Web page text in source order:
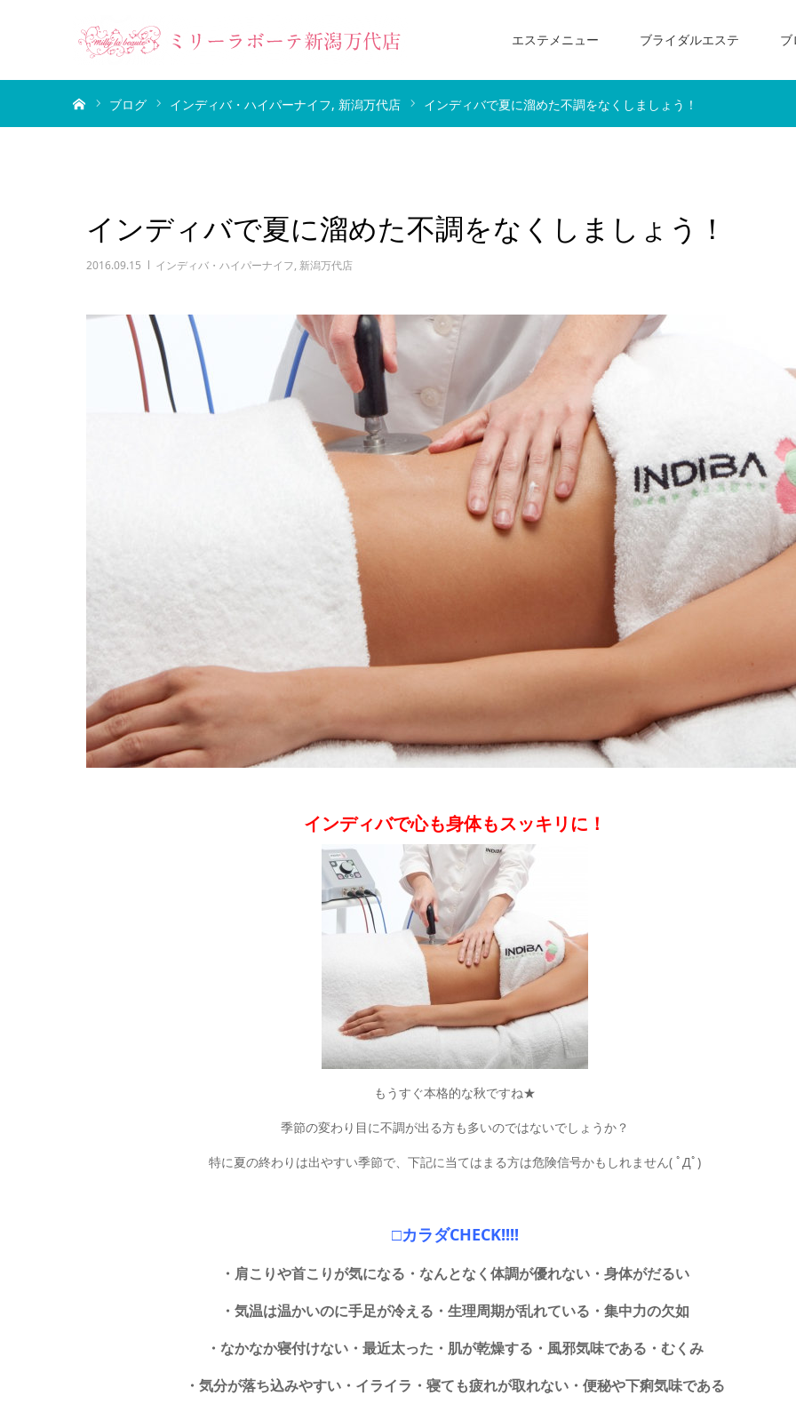
エステメニュー ブライダルエステ ブ
ブログ インディバ・ハイパーナイフ 新潟万代店 インディバで夏に溜めた不調をなくしましょう！
インディバで夏に溜めた不調をなくしましょう！
2016.09.15 インディバ・ハイパーナイフ, 新潟万代店
インディバで心も身体もスッキリに！
もうすぐ本格的な秋ですね★
季節の変わり目に不調が出る方も多いのではないでしょうか？
特に夏の終わりは出やすい季節で、下記に当てはまる方は危険信号かもしれません( ﾟДﾟ)
□カラダCHECK!!!!
・肩こりや首こりが気になる・なんとなく体調が優れない・身体がだるい
・気温は温かいのに手足が冷える・生理周期が乱れている・集中力の欠如
・なかなか寝付けない・最近太った・肌が乾燥する・風邪気味である・むくみ
・気分が落ち込みやすい・イライラ・寝ても疲れが取れない・便秘や下痢気味である